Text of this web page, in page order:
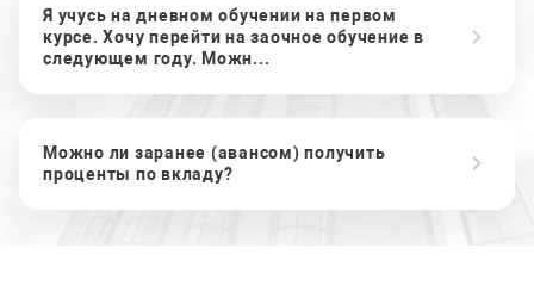
Я учусь на дневном обучении на первом
курсе. Хочу перейти на заочное обучение в
следующем году. Можн...
Можно ли заранее (авансом) получить
проценты по вкладу?